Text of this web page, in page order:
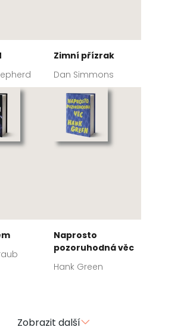
Zimní přízrak
Dan Simmons
Naprosto
pozoruhodná věc
Hank Green
Zobrazit další